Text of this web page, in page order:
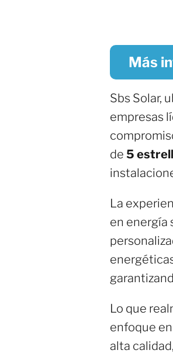
Más
Sbs Solar,
empresas
de 5
La
en energía
Lo que
enfoque
alta